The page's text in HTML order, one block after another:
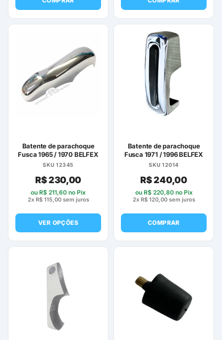
Batente de parachoque
Fusca 1965 / 1970 BELFEX
SKU 12345
R$230,00
ou R$ 211,60 no Pix
2x R$115,00sem juros
VER OPÇÕES
Este
tem
várias
variantes.
As
opções
podem
ser
Batente de parachoque
Fusca 1971 / 1996 BELFEX
SKU 12014
R$240,00
ou R$220,80no Pix
2x R$120,00sem juros
COMPRAR